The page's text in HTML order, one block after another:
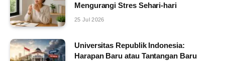
Mengurangi Stres Sehari-hari
25 Jul 2026
Universitas Republik Indonesia:
Harapan Baru atau Tantangan Baru